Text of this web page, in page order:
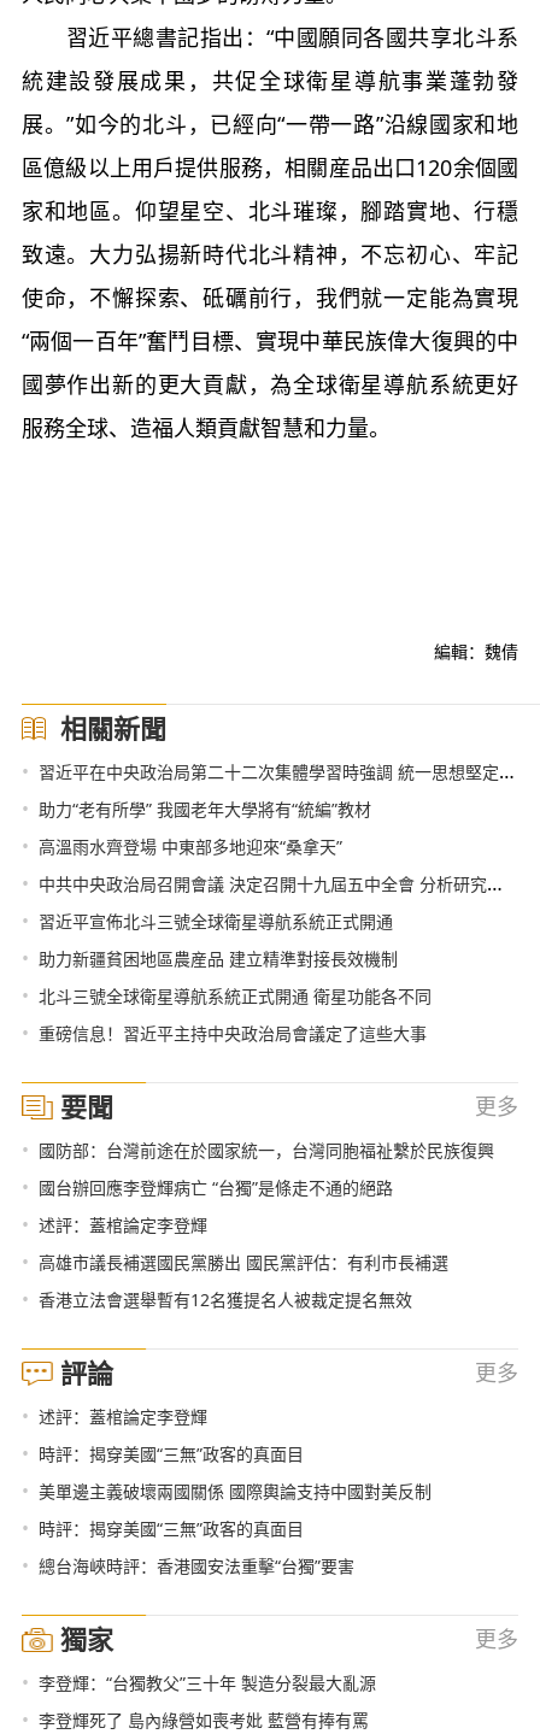
習近平總書記指出：“中國願同各國共享北斗系
統建設發展成果，共促全球衛星導航事業蓬勃發
展。”如今的北斗，已經向“一帶一路”沿線國家和地
區億級以上用戶提供服務，相關産品出口120余個國
家和地區。仰望星空、北斗璀璨，腳踏實地、行穩
致遠。大力弘揚新時代北斗精神，不忘初心、牢記
使命，不懈探索、砥礪前行，我們就一定能為實現
“兩個一百年”奮鬥目標、實現中華民族偉大復興的中
國夢作出新的更大貢獻，為全球衛星導航系統更好
服務全球、造福人類貢獻智慧和力量。
編輯：魏倩
相關新聞
• 習近平在中央政治局第二十二次集體學習時強調 統一思想堅定信心鼓足幹勁抓緊工作 奮力推進國防和軍隊現代化建設
• 助力“老有所學” 我國老年大學將有“統編”教材
• 高溫雨水齊登場 中東部多地迎來“桑拿天”
• 中共中央政治局召開會議 決定召開十九屆五中全會 分析研究當前經濟形勢和經濟工作 中共中央總書記習近平主持會議
• 習近平宣佈北斗三號全球衛星導航系統正式開通
• 助力新疆貧困地區農産品 建立精準對接長效機制
• 北斗三號全球衛星導航系統正式開通 衛星功能各不同
• 重磅信息！習近平主持中央政治局會議定了這些大事
要聞 更多
• 國防部：台灣前途在於國家統一，台灣同胞福祉繫於民族復興
• 國台辦回應李登輝病亡 “台獨”是條走不通的絕路
• 述評：蓋棺論定李登輝
• 高雄市議長補選國民黨勝出 國民黨評估：有利市長補選
• 香港立法會選舉暫有12名獲提名人被裁定提名無效
評論 更多
• 述評：蓋棺論定李登輝
• 時評：揭穿美國“三無”政客的真面目
• 美單邊主義破壞兩國關係 國際輿論支持中國對美反制
• 時評：揭穿美國“三無”政客的真面目
• 總台海峽時評：香港國安法重擊“台獨”要害
獨家 更多
• 李登輝：“台獨教父”三十年 製造分裂最大亂源
• 李登輝死了 島內綠營如喪考妣 藍營有捧有罵